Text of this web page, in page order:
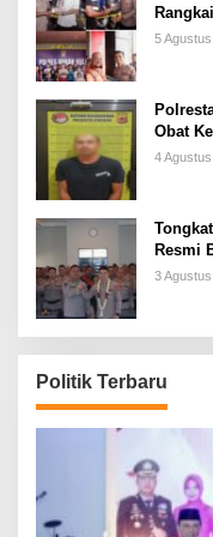
L300
5
Obat
4
Resmi
S.I.K.,
3
Politik Terbaru